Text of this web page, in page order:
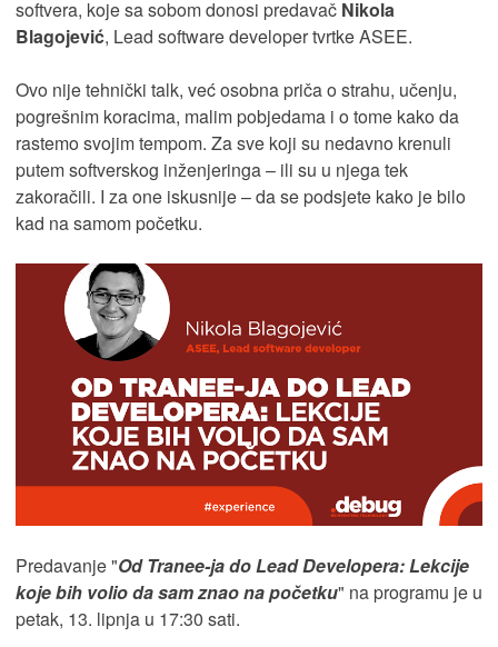
softvera, koje sa sobom donosi predavač Nikola
Blagojević, Lead software developer tvrtke ASEE.
Ovo nije tehnički talk, već osobna priča o strahu, učenju,
pogrešnim koracima, malim pobjedama i o tome kako da
rastemo svojim tempom. Za sve koji su nedavno krenuli
putem softverskog inženjeringa – ili su u njega tek
zakoračili. I za one iskusnije – da se podsjete kako je bilo
kad na samom početku.
Predavanje "Od Tranee-ja do Lead Developera: Lekcije
koje bih volio da sam znao na početku" na programu je u
petak, 13. lipnja u 17:30 sati.